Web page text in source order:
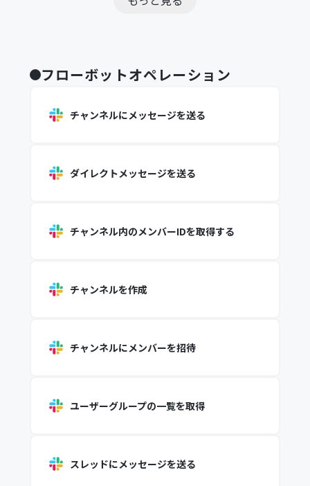
フローボットオペレーション
チャンネルにメッセージを送る
ダイレクトメッセージを送る
チャンネル内のメンバーIDを取得する
チャンネルを作成
チャンネルにメンバーを招待
ユーザーグループの一覧を取得
スレッドにメッセージを送る